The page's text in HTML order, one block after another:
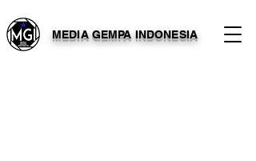
MEDIA GEMPA INDONESIA